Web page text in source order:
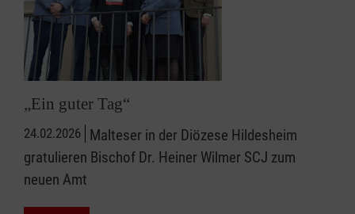
„Ein guter Tag“
24.02.2026 Malteser in der Diözese Hildesheim
gratulieren Bischof Dr. Heiner Wilmer SCJ zum
neuen Amt